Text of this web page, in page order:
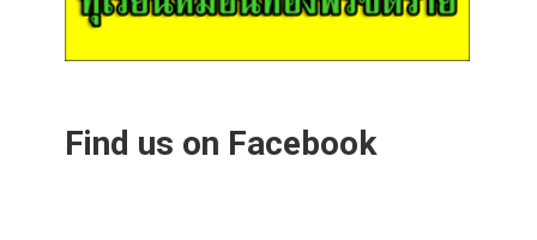
Find us on Facebook